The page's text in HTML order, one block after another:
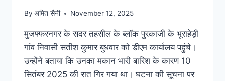
By अमित सैनी November 12, 2025
मुजफ्फरनगर के सदर तहसील के ब्लॉक पुरकाजी के भूराहेड़ी
गांव निवासी सतीश कुमार बुधवार को डीएम कार्यालय पहुंचे।
उन्होंने बताया कि उनका मकान भारी बारिश के कारण 10
सितंबर 2025 की रात गिर गया था। घटना की सूचना पर